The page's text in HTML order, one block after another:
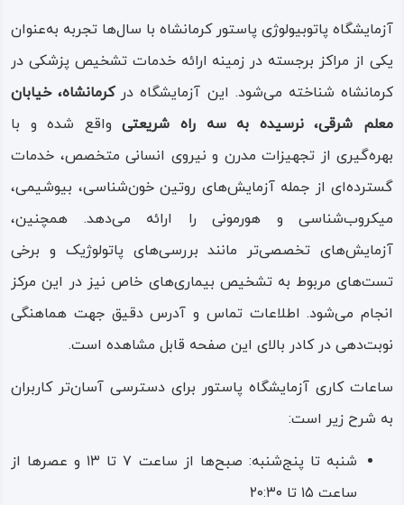
آزمایشگاه پاتوبیولوژی پاستور کرمانشاه با سال‌ها تجربه به‌عنوان
یکی از مراکز برجسته در زمینه ارائه خدمات تشخیص پزشکی در
کرمانشاه شناخته می‌شود. این آزمایشگاه درکرمانشاه، خیابان
معلم شرقی، نرسیده به سه راه شریعتیواقع شده و با
بهره‌گیری از تجهیزات مدرن و نیروی انسانی متخصص، خدمات
گسترده‌ای از جمله آزمایش‌های روتین خون‌شناسی، بیوشیمی،
میکروب‌شناسی و هورمونی را ارائه می‌دهد. همچنین،
آزمایش‌های تخصصی‌تر مانند بررسی‌های پاتولوژیک و برخی
تست‌های مربوط به تشخیص بیماری‌های خاص نیز در این مرکز
انجام می‌شود. اطلاعات تماس و آدرس دقیق جهت هماهنگی
نوبت‌دهی در کادر بالای این صفحه قابل مشاهده است.
ساعات کاری آزمایشگاه پاستور برای دسترسی آسان‌تر کاربران
به شرح زیر است:
شنبه تا پنج‌شنبه: صبح‌ها از ساعت ۷ تا ۱۳ و عصرها از
ساعت ۱۵ تا ۲۰:۳۰